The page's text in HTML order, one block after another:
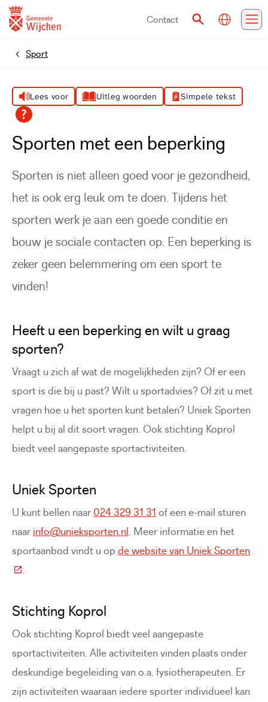
Contact
ZoekenVertalen
HomeSport
Lees voor Uitleg woorden Simpele tekst
Sporten met een beperking
Sporten is niet alleen goed voor je gezondheid,
het is ook erg leuk om te doen. Tijdens het
sporten werk je aan een goede conditie en
bouw je sociale contacten op. Een beperking is
zeker geen belemmering om een sport te
vinden!
Heeft u een beperking en wilt u graag
sporten?
Vraagt u zich af wat de mogelijkheden zijn? Of er een
sport is die bij u past? Wilt u sportadvies? Of zit u met
vragen hoe u het sporten kunt betalen? Uniek Sporten
helpt u bij al dit soort vragen. Ook stichting Koprol
biedt veel aangepaste sportactiviteiten.
Uniek Sporten
U kunt bellen naar 024 329 31 31 of een e-mail sturen
naar info@unieksporten.nl. Meer informatie en het
sportaanbod vindt u op de website van Uniek Sporten
(Deze link gaat naar een externe website)
.
Stichting Koprol
Ook stichting Koprol biedt veel aangepaste
sportactiviteiten. Alle activiteiten vinden plaats onder
deskundige begeleiding van o.a. fysiotherapeuten. Er
zijn activiteiten waaraan iedere sporter individueel kan